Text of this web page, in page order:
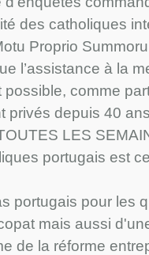
des catholiques
Proprio
l’assistance à la
comme
depuis 40
LES
portugais est
portugais pour les
mais aussi
de la réforme